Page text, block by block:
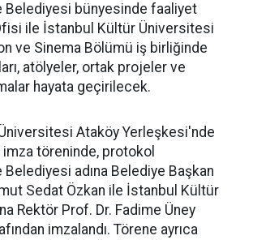
bünyesinde faaliyet
ile İstanbul Kültür Üniversitesi
ve Sinema Bölümü iş birliğinde
atölyeler, ortak projeler ve
hayata geçirilecek.
Ataköy Yerleşkesi'nde
töreninde, protokol
adına Belediye Başkan
Sedat Özkan ile İstanbul Kültür
Rektör Prof. Dr. Fadime Üney
imzalandı. Törene ayrıca